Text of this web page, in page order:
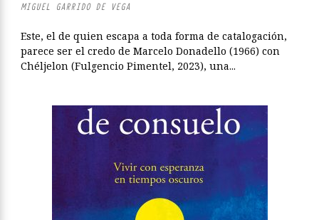
MIGUEL GARRIDO DE VEGA
Este, el de quien escapa a toda forma de catalogación,
parece ser el credo de Marcelo Donadello (1966) con
Chéljelon (Fulgencio Pimentel, 2023), una...